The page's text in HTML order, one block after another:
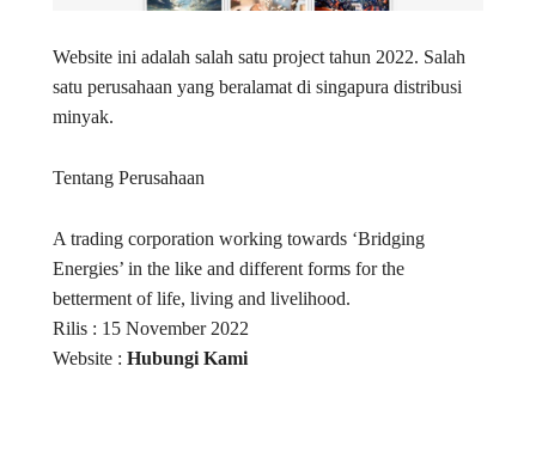
Website ini adalah salah satu project tahun 2022. Salah
satu perusahaan yang beralamat di singapura distribusi
minyak.
Tentang Perusahaan
A trading corporation working towards ‘Bridging
Energies’ in the like and different forms for the
betterment of life, living and livelihood.
Rilis : 15 November 2022
Website : Hubungi Kami